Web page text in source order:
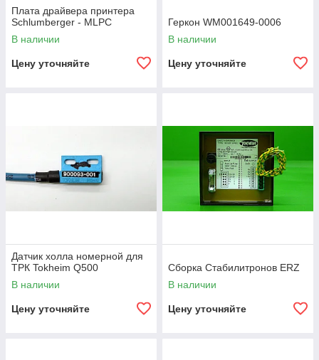
Плата драйвера принтера
Schlumberger - MLPC
В наличии
Цену уточняйте
Геркон WM001649-0006
В наличии
Цену уточняйте
Датчик холла номерной для
ТРК Tokheim Q500
В наличии
Цену уточняйте
Сборка Стабилитронов ERZ
В наличии
Цену уточняйте